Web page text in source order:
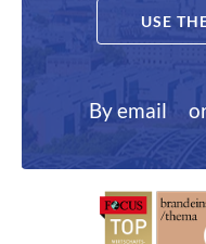
USE
By email